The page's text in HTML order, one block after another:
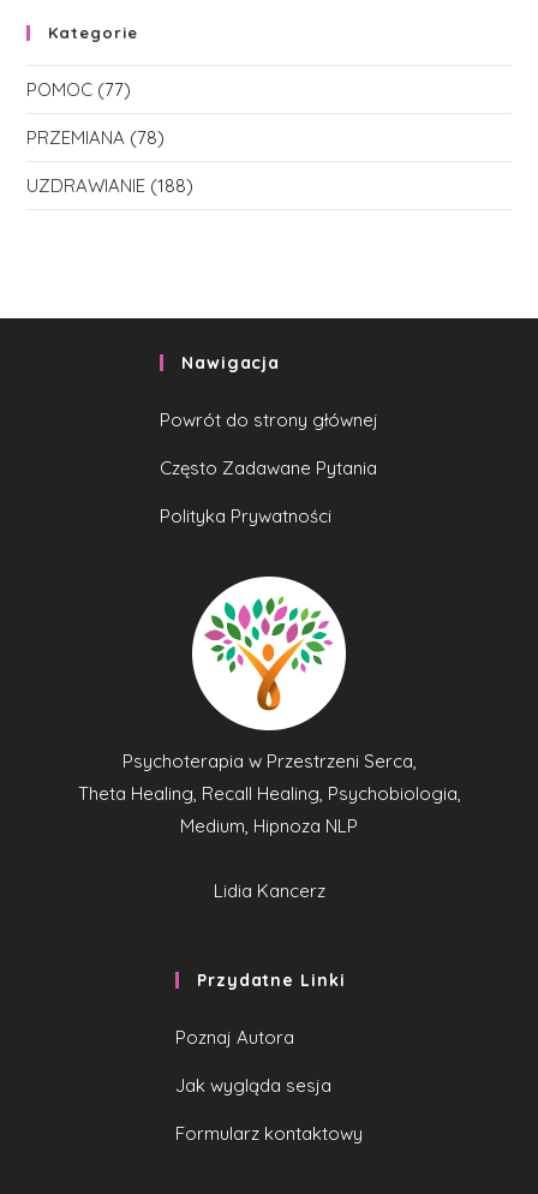
Kategorie
POMOC (77)
PRZEMIANA (78)
UZDRAWIANIE (188)
Nawigacja
Powrót do strony głównej
Często Zadawane Pytania
Polityka Prywatności
Psychoterapia w Przestrzeni Serca,
Theta Healing, Recall Healing, Psychobiologia,
Medium, Hipnoza NLP
Lidia Kancerz
Przydatne Linki
Poznaj Autora
Jak wygląda sesja
Formularz kontaktowy